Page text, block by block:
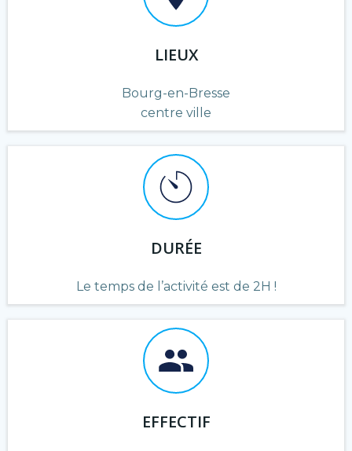
LIEUX
Bourg-en-Bresse
centre ville
DURÉE
Le temps de l’activité est de 2H !
EFFECTIF